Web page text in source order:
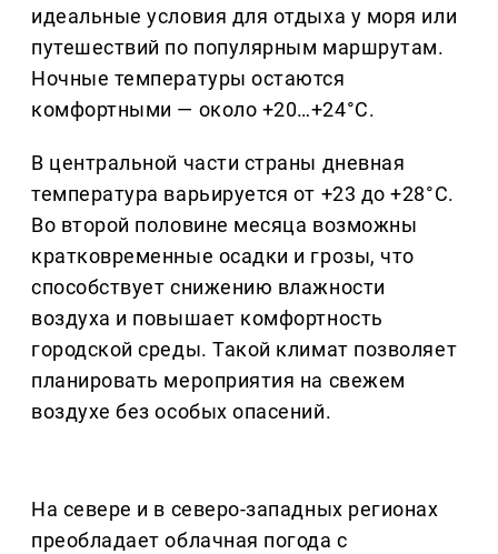
идеальные условия для отдыха у моря или
путешествий по популярным маршрутам.
Ночные температуры остаются
комфортными — около +20…+24°C.
В центральной части страны дневная
температура варьируется от +23 до +28°C.
Во второй половине месяца возможны
кратковременные осадки и грозы, что
способствует снижению влажности
воздуха и повышает комфортность
городской среды. Такой климат позволяет
планировать мероприятия на свежем
воздухе без особых опасений.
На севере и в северо-западных регионах
преобладает облачная погода с